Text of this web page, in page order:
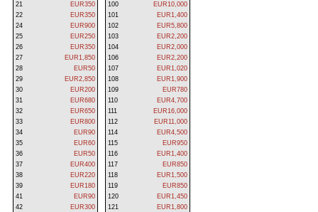
21
EUR350
22
EUR350
24
EUR900
25
EUR250
26
EUR350
27
EUR1,850
28
EUR50
29
EUR2,850
30
EUR200
31
EUR680
32
EUR650
33
EUR800
34
EUR90
35
EUR60
36
EUR50
37
EUR400
38
EUR220
39
EUR180
41
EUR90
42
EUR300
100
EUR10,000
101
EUR1,400
102
EUR5,800
103
EUR2,200
104
EUR2,000
106
EUR2,200
107
EUR1,020
108
EUR1,900
109
EUR780
110
EUR4,700
111
EUR16,000
112
EUR11,000
114
EUR4,500
115
EUR950
116
EUR1,400
117
EUR850
118
EUR1,500
119
EUR850
120
EUR1,450
121
EUR1,800